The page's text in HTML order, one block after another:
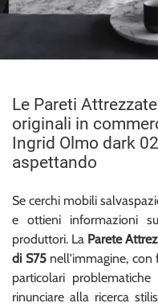
Le Pareti
originali in
Ingrid Olmo dark
aspettando
Se cerchi mobili
e ottieni informazioni
produttori. La Parete
di S75nell'immagine, con
particolari
rinunciare alla ricerca